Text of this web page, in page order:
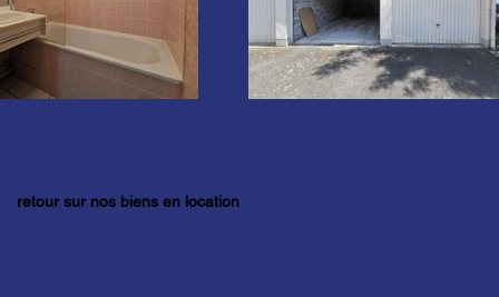
retour sur nos biens en location